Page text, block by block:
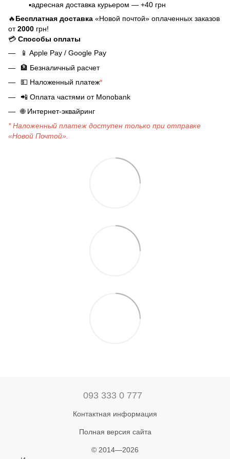
▪️адресная доставка курьером — +40 грн
🔥Бесплатная доставка «Новой почтой» оплаченных заказов
от2000 грн!
💳 Способы оплаты
📱 Apple Pay / Google Pay
🏦 Безналичный расчет
💵 Наложенный платеж*
📲 Оплата частями от Monobank
🌐Интернет-эквайринг
* Наложенный платеж доступен только при отправке
«Новой Почтой».
093 333 0 777
Контактная информация
Полная версия сайта
© 2014—2026